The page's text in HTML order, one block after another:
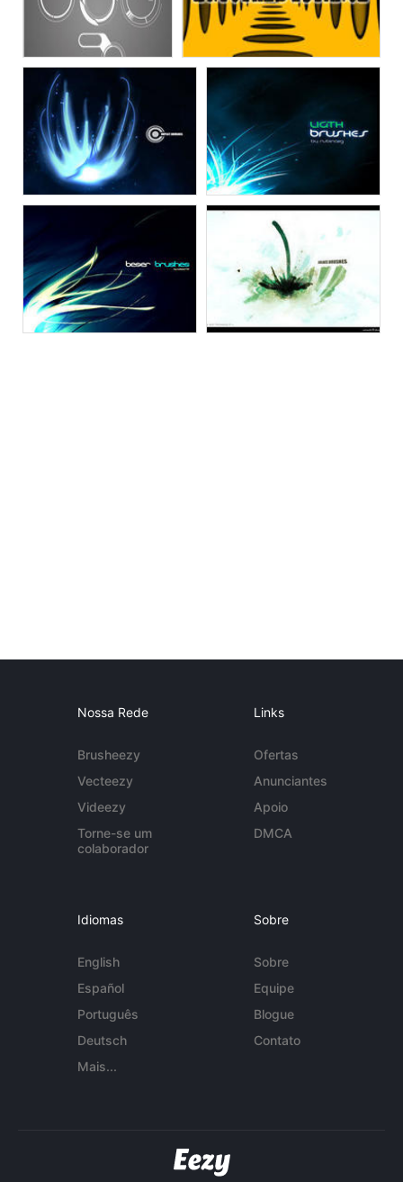
Nossa Rede
Brusheezy
Vecteezy
Videezy
Torne-se um
colaborador
Links
Ofertas
Anunciantes
Apoio
DMCA
Idiomas
English
Español
Português
Deutsch
Mais...
Sobre
Sobre
Equipe
Blogue
Contato